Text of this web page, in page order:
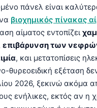
πάνελ είναι
βιοχημικός πίνακας
αίματος εντοπίζει
επιβάρυνση των
, και μετατοπίσεις
θυρεοειδική εξέταση
2026, ξεκινώ ακόμα
ενήλικες, εκτός αν η